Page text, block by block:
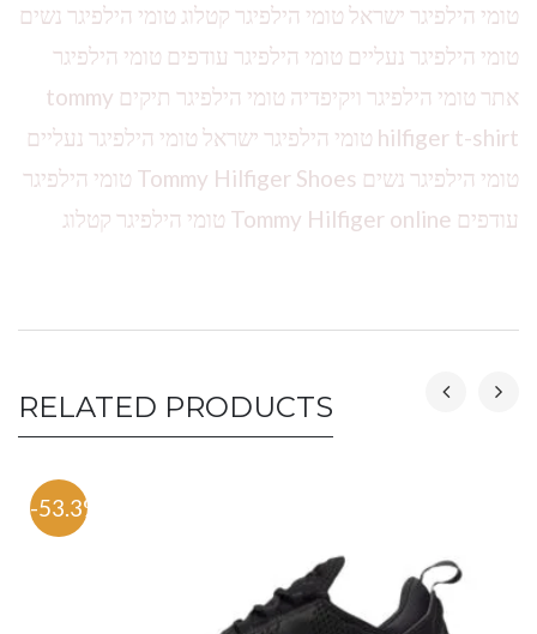
טומי הילפיגר ישראל טומי הילפיגר קטלוג טומי הילפיגר נשים
טומי הילפיגר נעליים טומי הילפיגר עודפים טומי הילפיגר
אתר טומי הילפיגר ויקיפדיה טומי הילפיגר תיקים tommy
hilfiger t-shirt טומי הילפיגר ישראל טומי הילפיגר נעליים
טומי הילפיגר נשים Tommy Hilfiger Shoes טומי הילפיגר
עודפים Tommy Hilfiger online טומי הילפיגר קטלוג
RELATED PRODUCTS
-53.3%